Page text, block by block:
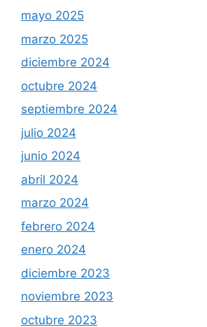
mayo 2025
marzo 2025
diciembre 2024
octubre 2024
septiembre 2024
julio 2024
junio 2024
abril 2024
marzo 2024
febrero 2024
enero 2024
diciembre 2023
noviembre 2023
octubre 2023